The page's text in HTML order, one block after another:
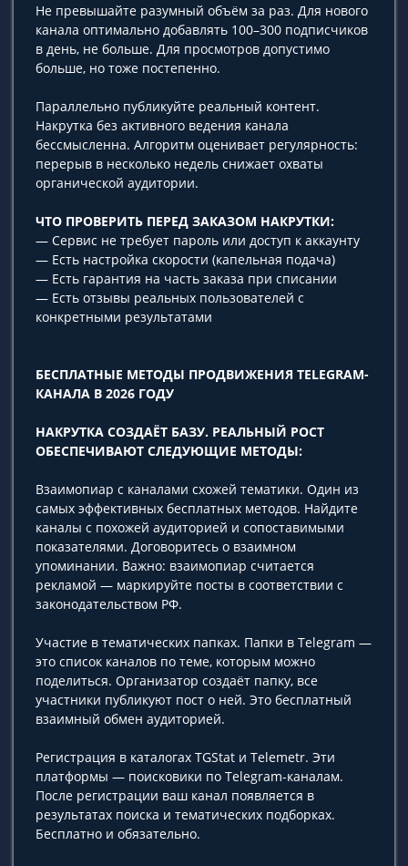
Не превышайте разумный объём за раз. Для нового
канала оптимально добавлять 100–300 подписчиков
в день, не больше. Для просмотров допустимо
больше, но тоже постепенно.
Параллельно публикуйте реальный контент.
Накрутка без активного ведения канала
бессмысленна. Алгоритм оценивает регулярность:
перерыв в несколько недель снижает охваты
органической аудитории.
ЧТО ПРОВЕРИТЬ ПЕРЕД ЗАКАЗОМ НАКРУТКИ:
— Сервис не требует пароль или доступ к аккаунту
— Есть настройка скорости (капельная подача)
— Есть гарантия на часть заказа при списании
— Есть отзывы реальных пользователей с
конкретными результатами
БЕСПЛАТНЫЕ МЕТОДЫ ПРОДВИЖЕНИЯ TELEGRAM-
КАНАЛА В 2026 ГОДУ
НАКРУТКА СОЗДАЁТ БАЗУ. РЕАЛЬНЫЙ РОСТ
ОБЕСПЕЧИВАЮТ СЛЕДУЮЩИЕ МЕТОДЫ:
Взаимопиар с каналами схожей тематики. Один из
самых эффективных бесплатных методов. Найдите
каналы с похожей аудиторией и сопоставимыми
показателями. Договоритесь о взаимном
упоминании. Важно: взаимопиар считается
рекламой — маркируйте посты в соответствии с
законодательством РФ.
Участие в тематических папках. Папки в Telegram —
это список каналов по теме, которым можно
поделиться. Организатор создаёт папку, все
участники публикуют пост о ней. Это бесплатный
взаимный обмен аудиторией.
Регистрация в каталогах TGStat и Telemetr. Эти
платформы — поисковики по Telegram-каналам.
После регистрации ваш канал появляется в
результатах поиска и тематических подборках.
Бесплатно и обязательно.